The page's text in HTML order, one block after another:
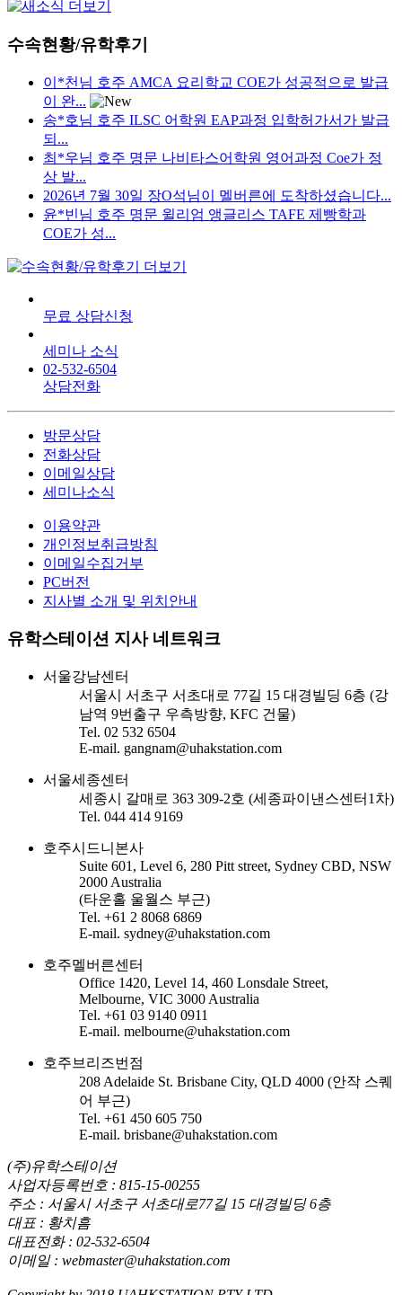
수속현황/유학후기
이*천님 호주 AMCA 요리학교 COE가 성공적으로 발급
이 완...
송*호님 호주 ILSC 어학원 EAP과정 입학허가서가 발급
되...
최*우님 호주 명문 나비타스어학원 영어과정 Coe가 정
상 발...
2026년 7월 30일 장O석님이 멜버른에 도착하셨습니다...
윤*빈님 호주 명문 윌리엄 앵글리스 TAFE 제빵학과
COE가 성...
무료 상담신청
세미나 소식
02-532-6504
상담전화
방문상담
전화상담
이메일상담
세미나소식
이용약관
개인정보취급방침
이메일수집거부
PC버전
지사별 소개 및 위치안내
유학스테이션 지사 네트워크
서울강남센터
서울시 서초구 서초대로 77길 15 대경빌딩 6층 (강
남역 9번출구 우측방향, KFC 건물)
Tel. 02 532 6504
E-mail. gangnam@uhakstation.com
서울세종센터
세종시 갈매로 363 309-2호 (세종파이낸스센터1차)
Tel. 044 414 9169
호주시드니본사
Suite 601, Level 6, 280 Pitt street, Sydney CBD, NSW
2000 Australia
(타운홀 울월스 부근)
Tel. +61 2 8068 6869
E-mail. sydney@uhakstation.com
호주멜버른센터
Office 1420, Level 14, 460 Lonsdale Street,
Melbourne, VIC 3000 Australia
Tel. +61 03 9140 0911
E-mail. melbourne@uhakstation.com
호주브리즈번점
208 Adelaide St. Brisbane City, QLD 4000 (안작 스퀘
어 부근)
Tel. +61 450 605 750
E-mail. brisbane@uhakstation.com
(주)유학스테이션
사업자등록번호 : 815-15-00255
주소 : 서울시 서초구 서초대로77길 15 대경빌딩 6층
대표 : 황치흠
대표전화 : 02-532-6504
이메일 : webmaster@uhakstation.com